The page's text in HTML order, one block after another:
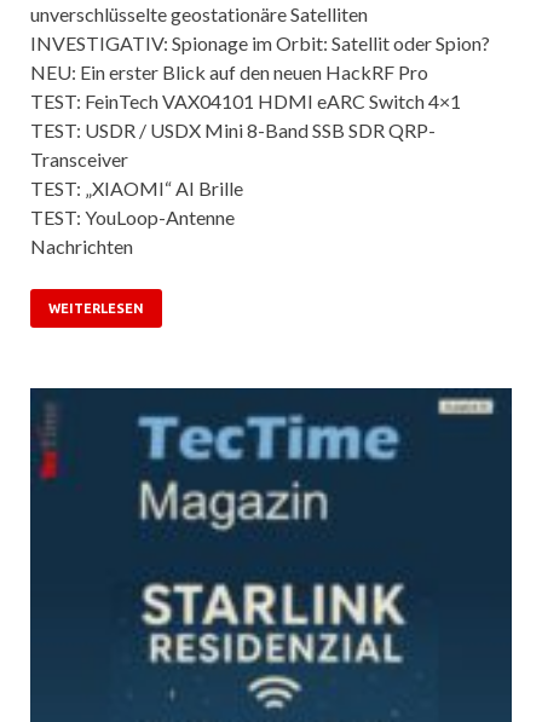
unverschlüsselte geostationäre Satelliten
INVESTIGATIV: Spionage im Orbit: Satellit oder Spion?
NEU: Ein erster Blick auf den neuen HackRF Pro
TEST: FeinTech VAX04101 HDMI eARC Switch 4×1
TEST: USDR / USDX Mini 8-Band SSB SDR QRP-
Transceiver
TEST: „XIAOMI“ AI Brille
TEST: YouLoop-Antenne
Nachrichten
WEITERLESEN